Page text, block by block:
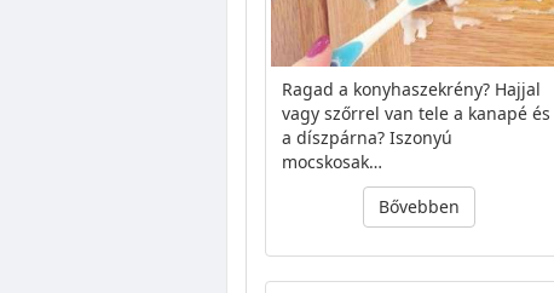
Ragad a konyhaszekrény? Hajjal
vagy szőrrel van tele a kanapé és
a díszpárna? Iszonyú
mocskosak…
Bővebben